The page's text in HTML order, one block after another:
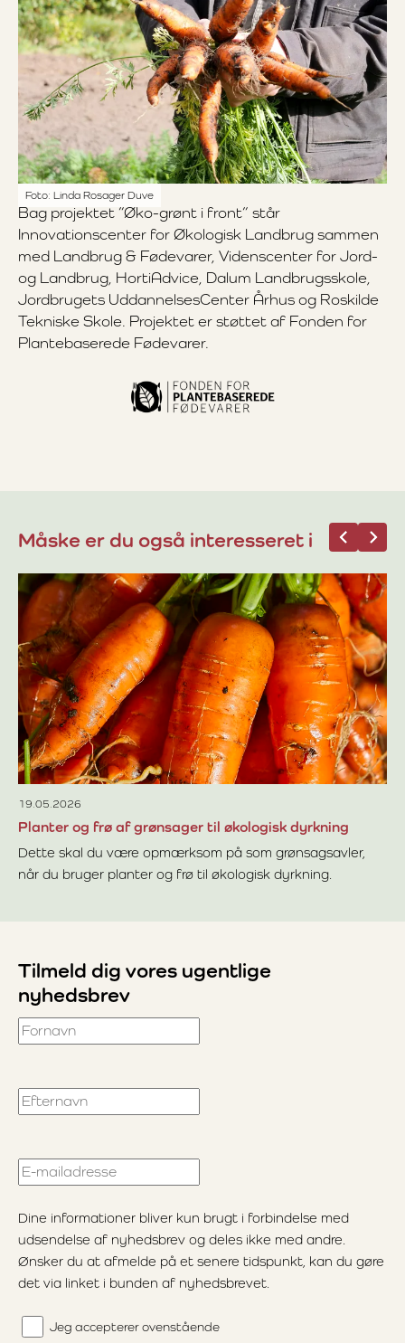
Foto: Linda Rosager Duve
Bag projektet ”Øko-grønt i front” står
Innovationscenter for Økologisk Landbrug sammen
med Landbrug & Fødevarer, Videnscenter for Jord-
og Landbrug, HortiAdvice, Dalum Landbrugsskole,
Jordbrugets UddannelsesCenter Århus og Roskilde
Tekniske Skole. Projektet er støttet af Fonden for
Plantebaserede Fødevarer.
Måske er du også interesseret i
19.05.2026
Planter og frø af grønsager til økologisk dyrkning
Dette skal du være opmærksom på som grønsagsavler,
når du bruger planter og frø til økologisk dyrkning.
Tilmeld dig vores ugentlige
nyhedsbrev
Fornavn
Efternavn
E-mailadresse
Dine informationer bliver kun brugt i forbindelse med
udsendelse af nyhedsbrev og deles ikke med andre.
Ønsker du at afmelde på et senere tidspunkt, kan du gøre
det via linket i bunden af nyhedsbrevet.
Jeg accepterer ovenstående